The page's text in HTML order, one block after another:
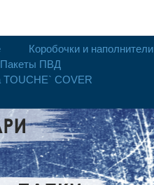
Коробочки и наполнители
Пакеты ПВД
TOUCHE` COVER